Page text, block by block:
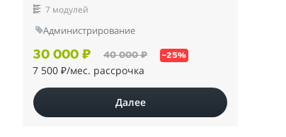
7 модулей
Администрирование
30 000 ₽ 40 000 ₽ –25%
7 500 ₽/мес. рассрочка
Далее